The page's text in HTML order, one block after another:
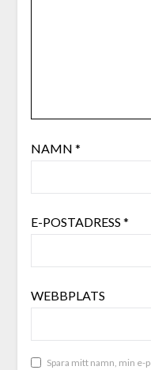
NAMN *
E-POSTADRESS *
WEBBPLATS
Spara mitt namn, min e-